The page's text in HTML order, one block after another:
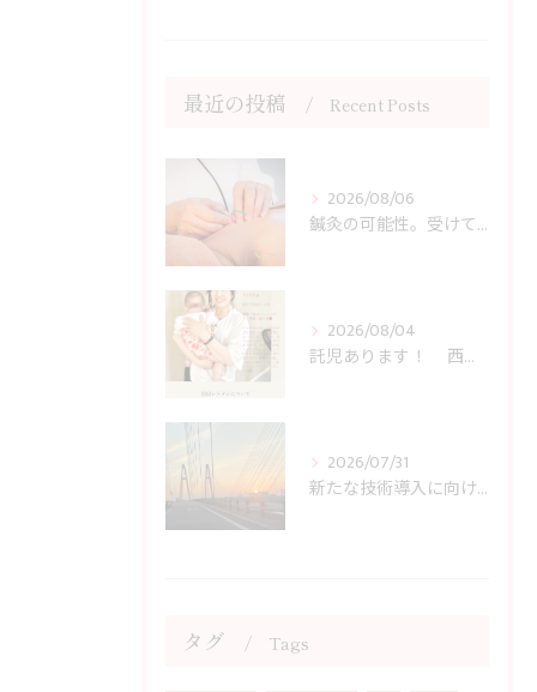
最近の投稿 Recent Posts
2026/08/06
鍼灸の可能性。受けてみない手はない！？ 西宮市の女性専門鍼灸院JJ夙川はり灸院
2026/08/04
託児あります！ 西宮市の女性専門鍼灸院JJ夙川はり灸院
2026/07/31
新たな技術導入に向けて行動開始！ 西宮市の女性専門鍼灸院JJ夙川はり灸院
タグ Tags